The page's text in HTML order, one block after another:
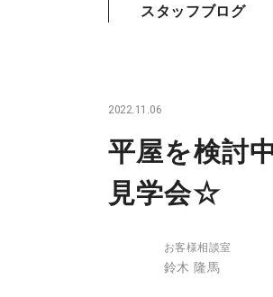
スタッフブログ
2022.11.06
平屋を検討
見学会☆
お客様相談室
鈴木 隆馬